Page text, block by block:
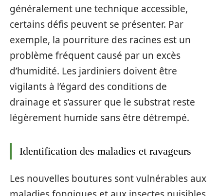
généralement une technique accessible,
certains défis peuvent se présenter. Par
exemple, la pourriture des racines est un
problème fréquent causé par un excès
d’humidité. Les jardiniers doivent être
vigilants à l’égard des conditions de
drainage et s’assurer que le substrat reste
légèrement humide sans être détrempé.
Identification des maladies et ravageurs
Les nouvelles boutures sont vulnérables aux